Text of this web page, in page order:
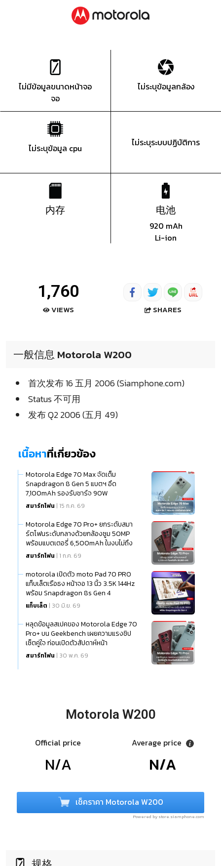
ไม่มีข้อมูลขนาดหน้าจอ
จอ
ไม่ระบุข้อมูลกล้อง
ไม่ระบุข้อมูล cpu ไม่ระบุระบบปฏิบัติการ
内存 电池
920 mAh
Li-ion
1,760
VIEWS SHARES
一般信息 Motorola W200
首次发布 16 五月 2006 (Siamphone.com)
Status 不可用
发布 Q2 2006 (五月 49)
เนื้อหาที่เกี่ยวข้อง
Motorola Edge 70 Max จัดเต็ม
Snapdragon 8 Gen 5 แบตฯ อึด
7,100mAh รองรับชาร์จ 90W
สมาร์ทโฟน | 15 ก.ค. 69
Motorola Edge 70 Pro+ ยกระดับสมา
ร์ตโฟนระดับกลางด้วยกล้องซูม 50MP
พร้อมแบตเตอรี่ 6,500mAh ในงบไม่ถึง
20,000 บาท
สมาร์ทโฟน | 1 ก.ค. 69
motorola เปิดตัว moto Pad 70 PRO
แท็บเล็ตเรือธง หน้าจอ 13 นิ้ว 3.5K 144Hz
พร้อม Snapdragon 8s Gen 4
แท็บเล็ต | 30 มิ.ย. 69
หลุดข้อมูลสเปคของ Motorola Edge 70
Pro+ บน Geekbench เผยความแรงชิป
เซ็ตคู่ใจ ก่อนเปิดตัวสัปดาห์หน้า
สมาร์ทโฟน | 30 พ.ค. 69
Motorola W200
Official price
N/A
Average price
N/A
เช็คราคา Motorola W200
Powered by store.siamphone.com